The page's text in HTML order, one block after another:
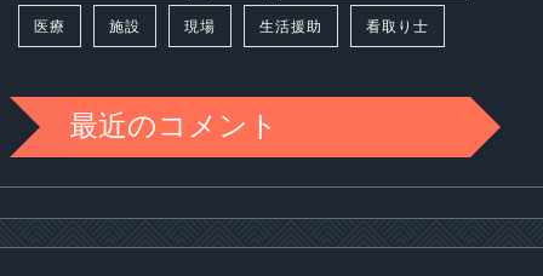
医療 施設 現場 生活援助 看取り士
最近のコメント